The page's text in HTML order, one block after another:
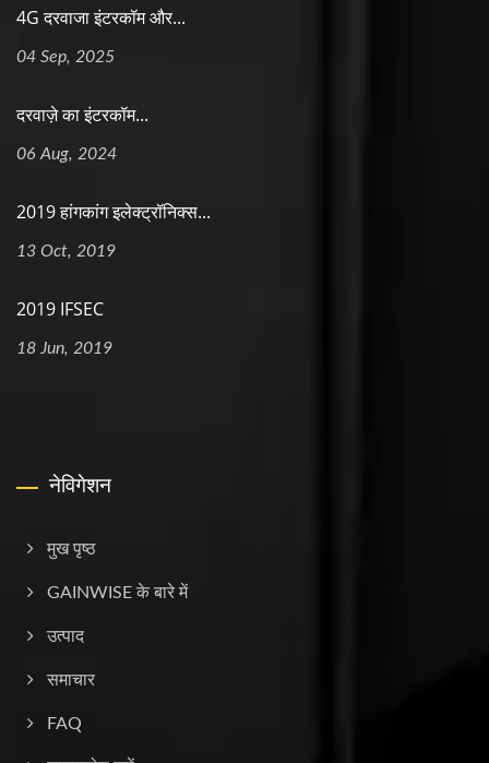
4G दरवाजा इंटरकॉम और...
04 Sep, 2025
दरवाज़े का इंटरकॉम...
06 Aug, 2024
2019 हांगकांग इलेक्ट्रॉनिक्स...
13 Oct, 2019
2019 IFSEC
18 Jun, 2019
नेविगेशन
मुख पृष्ठ
GAINWISE के बारे में
उत्पाद
समाचार
FAQ